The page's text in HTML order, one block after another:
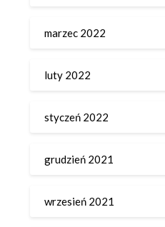
marzec 2022
luty 2022
styczeń 2022
grudzień 2021
wrzesień 2021